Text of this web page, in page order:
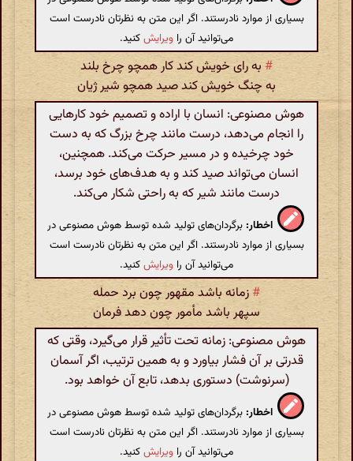
بسیاری از موارد نادرستند. اگر این متن به نظرتان نادرست است
می‌توانید آن را ویرایشکنید.
# به رای خویش کند کار همچو چرخ بلند
به چنگ خویش کند صید همچو شیر ژیان
هوش مصنوعی: انسان با اراده و تصمیم خود کارهایی
را انجام می‌دهد، درست مانند چرخ بزرگ که به دست
خود چرخیده و در مسیر حرکت می‌کند. همچنین،
انسان می‌تواند صید کند و به هدف‌های خود برسد،
درست مانند شیر که به راحتی شکار می‌کند.
اخطار: برگردان‌های تولید شده توسط هوش مصنوعی در
بسیاری از موارد نادرستند. اگر این متن به نظرتان نادرست است
می‌توانید آن را ویرایشکنید.
# زمانه باشد مقهور چون برد حمله
سپهر باشد مأمور چون دهد فرمان
هوش مصنوعی: زمانه تحت تأثیر قرار می‌گیرد، وقتی که
قدرتی بر آن فشار بیاورد و به همین ترتیب، اگر آسمان
(سرنوشت) دستوری بدهد، تابع آن خواهد بود.
اخطار: برگردان‌های تولید شده توسط هوش مصنوعی در
بسیاری از موارد نادرستند. اگر این متن به نظرتان نادرست است
می‌توانید آن را ویرایشکنید.